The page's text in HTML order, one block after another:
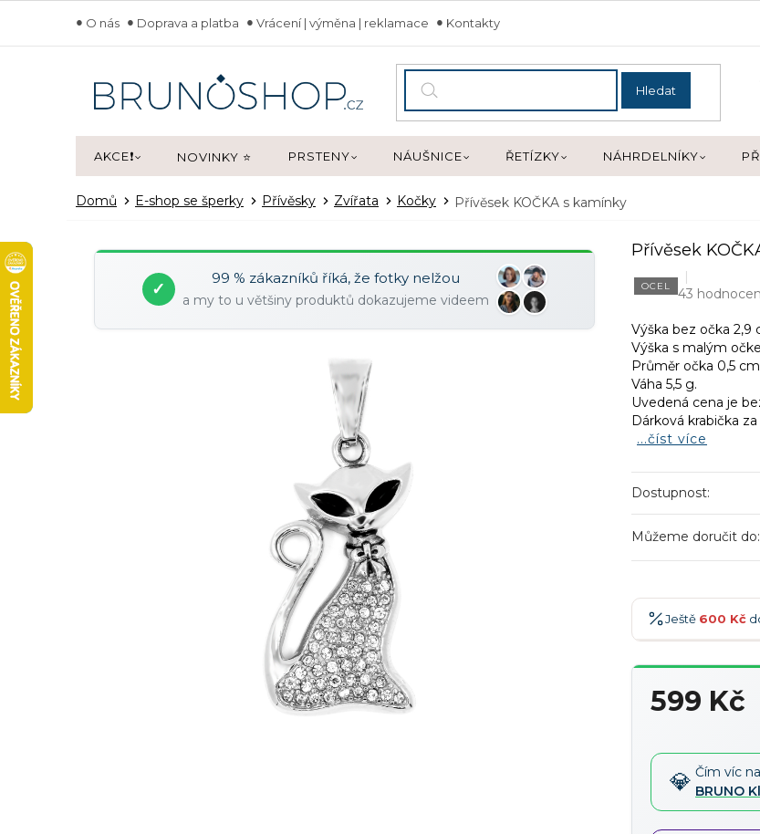
obsah
O nás Doprava a platba Vrácení | výměna | reklamace Kontakty
Hledat
AKCE❗ NOVINKY ⭐ PRSTENY NÁUŠNICE ŘETÍZKY NÁHRDELNÍKY
Domů E-shop se šperky Přívěsky Zvířata Kočky Přívěsek KOČKA s kamínky
✓
99 % zákazníků říká, že fotky nelžou
a my to u většiny produktů dokazujeme videem
Přívěsek
OCEL 43
Výška bez očka 2,9
Výška s malým
Průměr očka 0,5
Váha 5,5 g.
Uvedená cena je
Dárková krabička za
...číst více
Dostupnost:
Můžeme doručit do:
Ještě 600 Kč
900 Kč → -7 %
1 500 Kč -15
599 Kč
Čím víc
BRUNO